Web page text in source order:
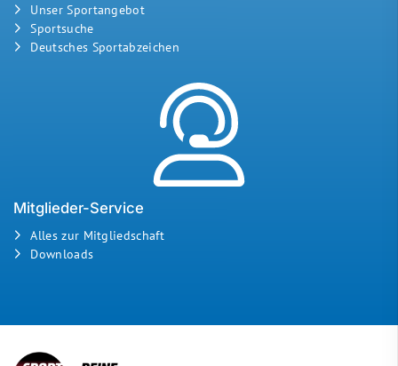
Unser Sportangebot
Sportsuche
Deutsches Sportabzeichen
Mitglieder-Service
Alles zur Mitgliedschaft
Downloads